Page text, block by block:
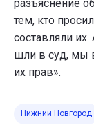
разъяснение
тем, кто
составляли
шли в суд, мы
их прав».
Нижний Новгород